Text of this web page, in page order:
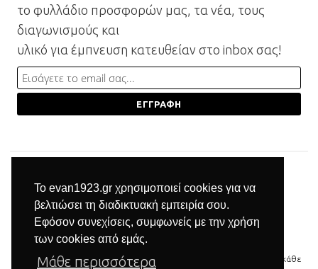
Το evan1923.gr χρησιμοποιεί cookies για να
βελτιώσει τη διαδικτυακή εμπειρία σου.
Εφόσον συνεχίσεις, συμφωνείς με την χρήση
των cookies από εμάς.
Μάθε περισσότερα
το φυλλάδιο προσφορών μας, τα νέα, τους
διαγωνισμούς και
υλικό για έμπνευση κατευθείαν στο inbox σας!
© 2026 Βιομηχανία επίπλων Μπαξεβανίδης | Με την επιφύλαξη κάθε